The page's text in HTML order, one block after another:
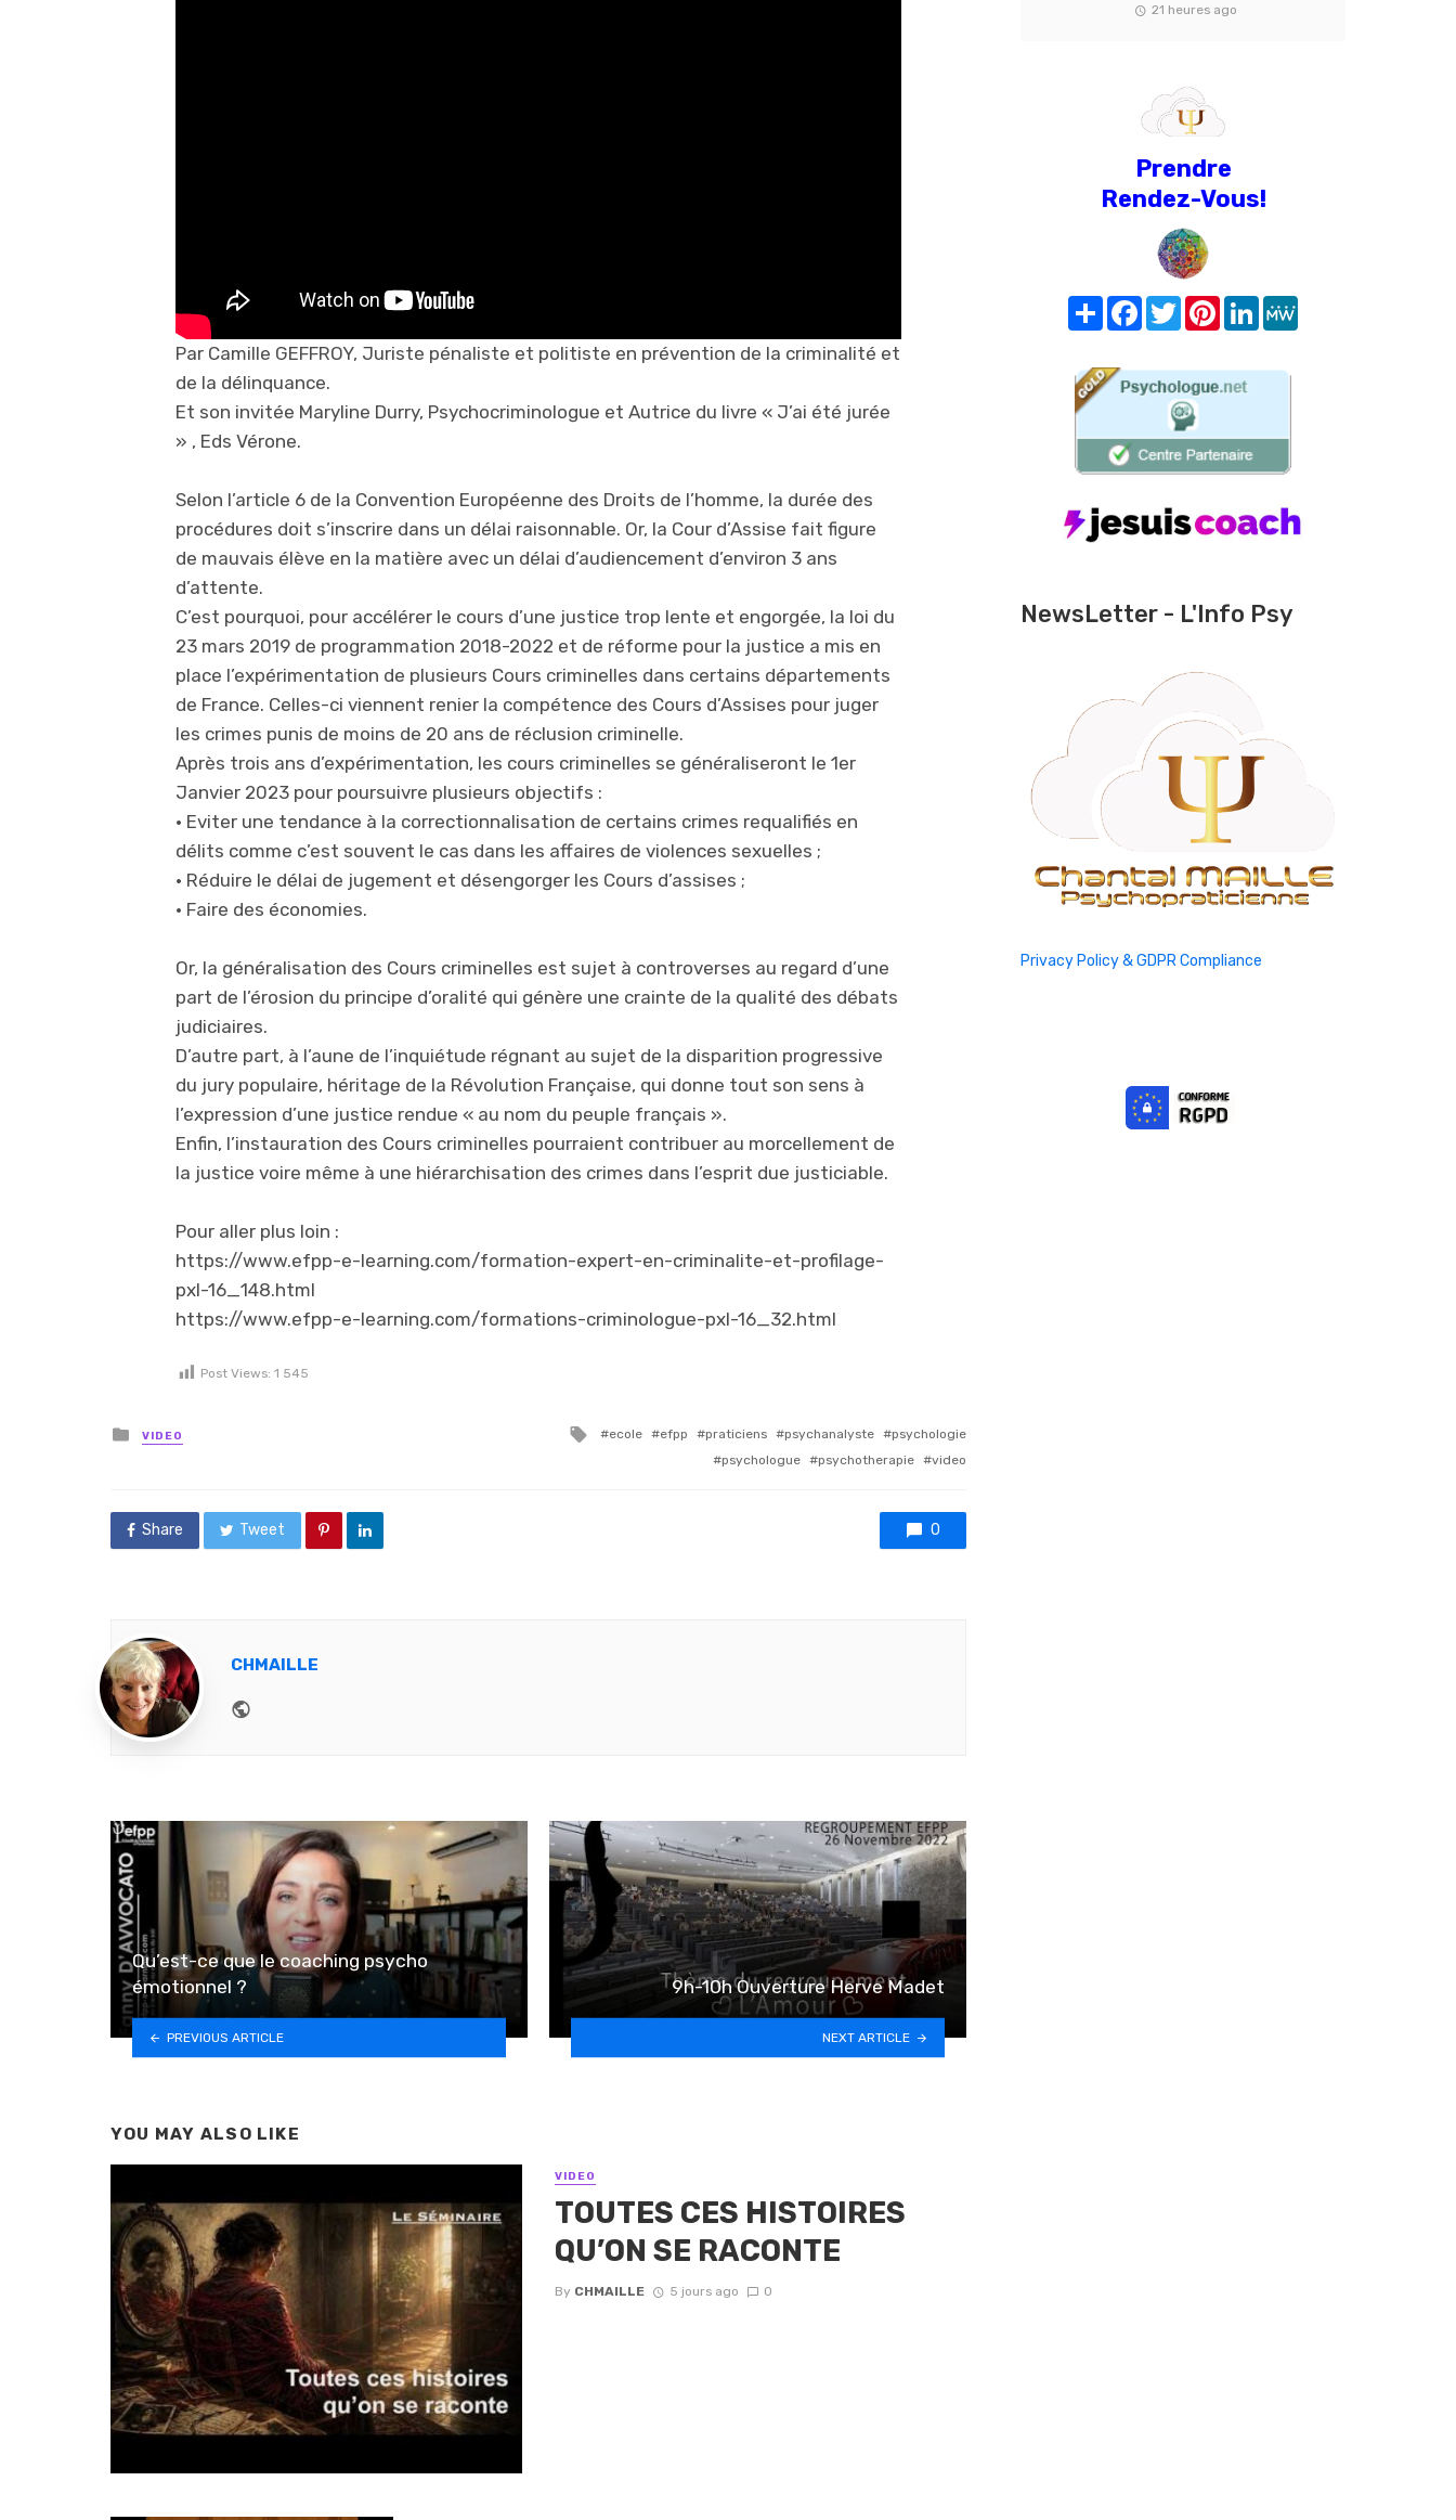
Par Camille GEFFROY, Juriste pénaliste et politiste en prévention de la criminalité et
de la délinquance.
Et son invitée Maryline Durry, Psychocriminologue et Autrice du livre « J’ai été jurée
» , Eds Vérone.
Selon l’article 6 de la Convention Européenne des Droits de l’homme, la durée des
procédures doit s’inscrire dans un délai raisonnable. Or, la Cour d’Assise fait figure
de mauvais élève en la matière avec un délai d’audiencement d’environ 3 ans
d’attente.
C’est pourquoi, pour accélérer le cours d’une justice trop lente et engorgée, la loi du
23 mars 2019 de programmation 2018-2022 et de réforme pour la justice a mis en
place l’expérimentation de plusieurs Cours criminelles dans certains départements
de France. Celles-ci viennent renier la compétence des Cours d’Assises pour juger
les crimes punis de moins de 20 ans de réclusion criminelle.
Après trois ans d’expérimentation, les cours criminelles se généraliseront le 1er
Janvier 2023 pour poursuivre plusieurs objectifs :
• Eviter une tendance à la correctionnalisation de certains crimes requalifiés en
délits comme c’est souvent le cas dans les affaires de violences sexuelles ;
• Réduire le délai de jugement et désengorger les Cours d’assises ;
• Faire des économies.
Or, la généralisation des Cours criminelles est sujet à controverses au regard d’une
part de l’érosion du principe d’oralité qui génère une crainte de la qualité des débats
judiciaires.
D’autre part, à l’aune de l’inquiétude régnant au sujet de la disparition progressive
du jury populaire, héritage de la Révolution Française, qui donne tout son sens à
l’expression d’une justice rendue « au nom du peuple français ».
Enfin, l’instauration des Cours criminelles pourraient contribuer au morcellement de
la justice voire même à une hiérarchisation des crimes dans l’esprit due justiciable.
Pour aller plus loin :
https://www.efpp-e-learning.com/formation-expert-en-criminalite-et-profilage-
pxl-16_148.html
https://www.efpp-e-learning.com/formations-criminologue-pxl-16_32.html
Post Views: 1 545
Posted in
VIDEO Tagged with
ecole efpp praticiens psychanalyste
psychologie
psychologue
psychotherapie video
Share Tweet 0
CHMAILLE
Qu’est-ce que le coaching psycho
émotionnel ?
PREVIOUS ARTICLE
9h-10h Ouverture Herve Madet
NEXT ARTICLE
YOU MAY ALSO LIKE
VIDEO
TOUTES CES HISTOIRES
QU’ON SE RACONTE
By CHMAILLE 5 jours ago 0
21 heures ago
Prendre
Rendez-Vous!
Share FacebookTwitterPinterest
LinkedIn
NewsLetter - L'Info Psy
Privacy Policy & GDPR Compliance